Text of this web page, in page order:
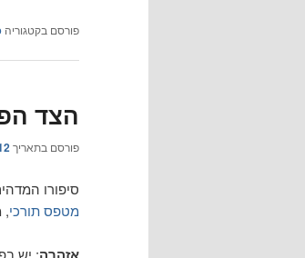
פורסם בקטגוריה
הצד
פורסם בתאריך
סיפורו
מטפס תורכי,
: יש